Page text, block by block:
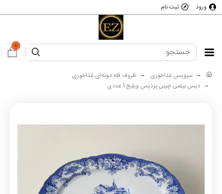
ورود ثبت نام
0
سرویس غذاخوری
ظروف فله دونه‌ای غذاخوری
دیس بیضی چینی پردیس ویلیج 1 عددی